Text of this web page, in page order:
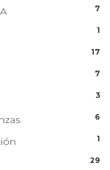
7
1
17
7
3
6
1
29